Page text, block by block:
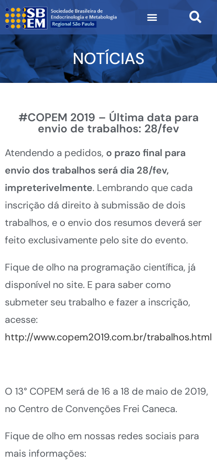
NOTÍCIAS
#COPEM 2019 – Última data para
envio de trabalhos: 28/fev
Atendendo a pedidos, o prazo final para
envio dos trabalhos será dia 28/fev,
impreterivelmente. Lembrando que cada
inscrição dá direito à submissão de dois
trabalhos, e o envio dos resumos deverá ser
feito exclusivamente pelo site do evento.
Fique de olho na programação científica, já
disponível no site. E para saber como
submeter seu trabalho e fazer a inscrição,
acesse:
http://www.copem2019.com.br/trabalhos.html
O 13° COPEM será de 16 a 18 de maio de 2019,
no Centro de Convenções Frei Caneca.
Fique de olho em nossas redes sociais para
mais informações: